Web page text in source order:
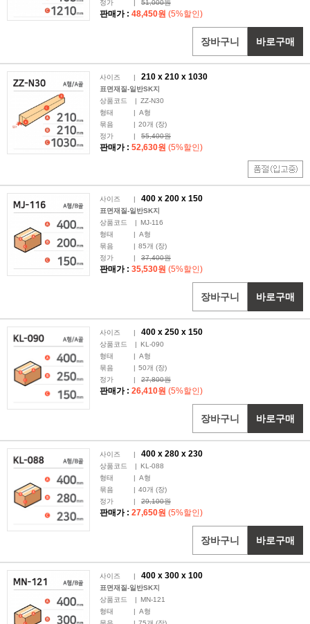
정가 51,000원
판매가 : 48,450원 (5%할인)
바로구매
장바구니
사이즈 210 x 210 x 1030
표면재질-일반SK지
상품코드
ZZ-N30
형태
A형
묶음
20개 (장)
정가
55,400원
판매가 : 52,630원 (5%할인)
사이즈 400 x 200 x 150
표면재질-일반SK지
상품코드
MJ-116
형태
A형
묶음
85개 (장)
정가
37,400원
판매가 : 35,530원 (5%할인)
바로구매
장바구니
사이즈 400 x 250 x 150
상품코드
KL-090
형태
A형
묶음
50개 (장)
정가
27,800원
판매가 : 26,410원 (5%할인)
바로구매
장바구니
사이즈 400 x 280 x 230
상품코드
KL-088
형태
A형
묶음
40개 (장)
정가
29,100원
판매가 : 27,650원 (5%할인)
바로구매
장바구니
사이즈 400 x 300 x 100
표면재질-일반SK지
상품코드
MN-121
형태
A형